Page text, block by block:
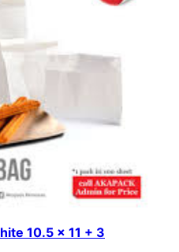
10.5 x 11 + 3